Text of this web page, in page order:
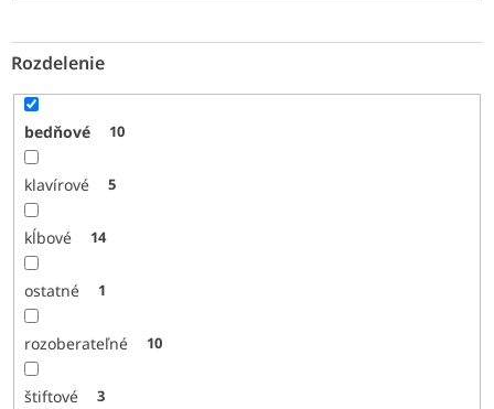
Rozdelenie
bedňové 10
klavírové 5
kĺbové 14
ostatné 1
rozoberateľné 10
štiftové 3